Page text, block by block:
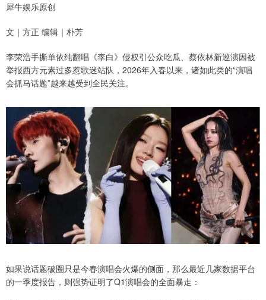
犀牛娱乐原创
文｜方正 编辑｜朴芳
李荣浩手撕单依纯翻唱《李白》侵权引公众吃瓜、蔡依林新巡演因被
举报西方元素过多惹歌迷站队，2026年入春以来，诸如此类的“演唱
会抓马话题”越来越受到全民关注。
如果说话题破圈只是今春演唱会火爆的侧面，那么最近几家数据平台
的一季度报告，则强势证明了Q1演唱会的全面暴走：